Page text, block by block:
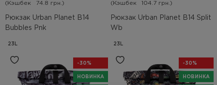
Рюкзак Urban Planet B14
Bubbles Pnk
(Кэшбек 74.8 грн.)
23L
Рюкзак Urban Planet B14 Split
Wb
(Кэшбек 104.7 грн.)
23L
-30%
НОВИНКА
-30%
НОВИНКА